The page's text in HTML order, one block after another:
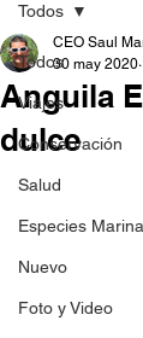
Todos
Viajes
Conservación
Salud
Especies
Nuevo
Foto y Video
Todos
Anguila
dulce
CEO Saul
30 may 2020